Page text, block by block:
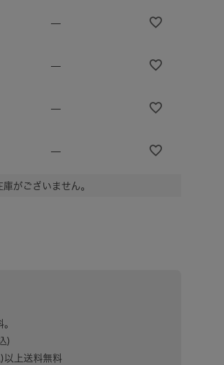
—
—
—
—
がございません。
)
上送料無料